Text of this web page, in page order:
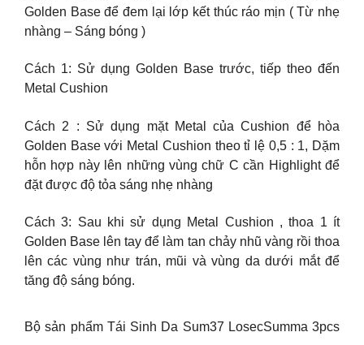
Golden Base để đem lại lớp kết thúc ráo mịn ( Từ nhẹ
nhàng – Sáng bóng )
Cách 1: Sử dụng Golden Base trước, tiếp theo đến
Metal Cushion
Cách 2 : Sử dụng mặt Metal của Cushion để hòa
Golden Base với Metal Cushion theo tỉ lệ 0,5 : 1, Dặm
hỗn hợp này lên những vùng chữ C cần Highlight để
đặt được độ tỏa sáng nhẹ nhàng
Cách 3: Sau khi sử dụng Metal Cushion , thoa 1 ít
Golden Base lên tay để làm tan chảy nhũ vàng rồi thoa
lên các vùng như trán, mũi và vùng da dưới mắt để
tăng độ sáng bóng.
Bộ sản phẩm Tái Sinh Da Sum37 LosecSumma 3pcs